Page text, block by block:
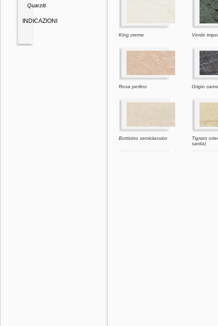
Quarziti
INDICAZIONI
King creme Verde
Rosa perlino Grigio
Botticino semiclassico
Tigrato
sarda)